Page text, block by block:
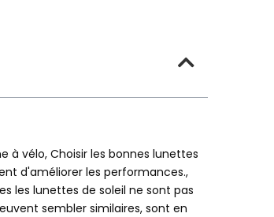
à vélo, Choisir les bonnes lunettes
d'améliorer les performances.,
les lunettes de soleil ne sont pas
sembler similaires, sont en